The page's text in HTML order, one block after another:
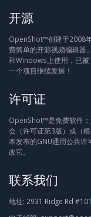
开源
OpenShot™创建于2008
费简单的开源视频编辑器
和Windows上使用，已被
一个项目继续发展！
许可证
OpenShot™是免费软件
会（许可证第3版）或（
本发布的GNU通用公共许
改它。
联系我们
地址: 2931 Ridge Rd